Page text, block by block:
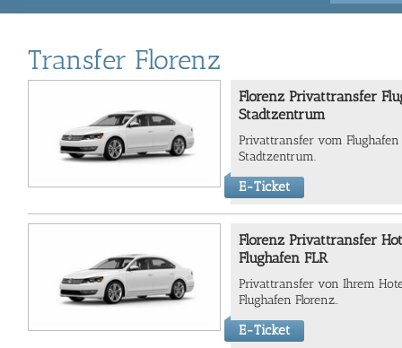
Transfer Florenz
Florenz Privattransfer
Stadtzentrum
Privattransfer vom
Stadtzentrum.
E-Ticket
Florenz Privattransfer
Flughafen FLR
Privattransfer von Ihrem
Flughafen Florenz..
E-Ticket